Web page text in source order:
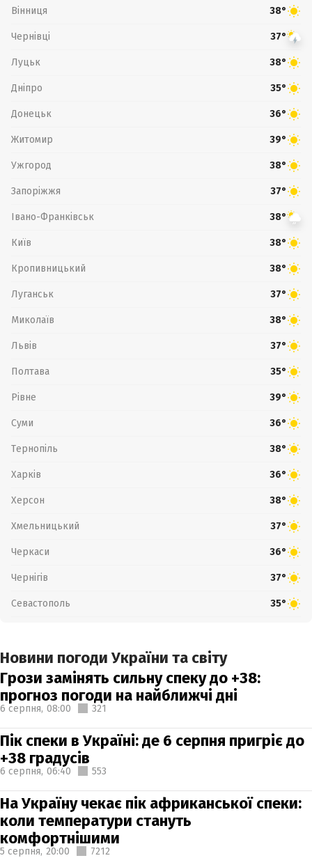
Вінниця 38°
Чернівці 37°
Луцьк 38°
Дніпро 35°
Донецьк 36°
Житомир 39°
Ужгород 38°
Запоріжжя 37°
Івано-Франківськ 38°
Київ 38°
Кропивницький 38°
Луганськ 37°
Миколаїв 38°
Львів 37°
Полтава 35°
Рівне 39°
Суми 36°
Тернопіль 38°
Харків 36°
Херсон 38°
Хмельницький 37°
Черкаси 36°
Чернігів 37°
Севастополь 35°
Новини погоди України та світу
Грози замінять сильну спеку до +38:
прогноз погоди на найближчі дні
6 серпня, 08:00 321
Пік спеки в Україні: де 6 серпня пригріє до
+38 градусів
6 серпня, 06:40 553
На Україну чекає пік африканської спеки:
коли температури стануть
комфортнішими
5 серпня, 20:00 7212